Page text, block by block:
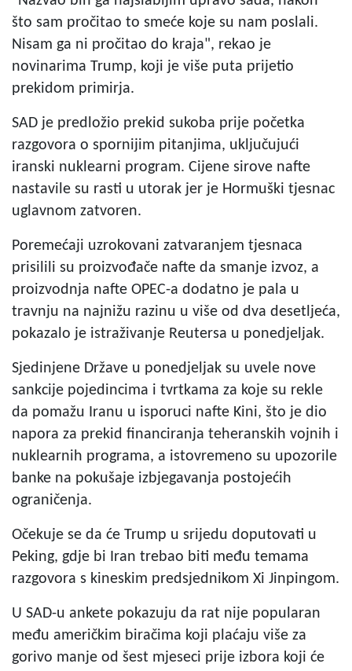
što sam pročitao to smeće koje su nam poslali.
Nisam ga ni pročitao do kraja", rekao je
novinarima Trump, koji je više puta prijetio
prekidom primirja.
SAD je predložio prekid sukoba prije početka
razgovora o spornijim pitanjima, uključujući
iranski nuklearni program. Cijene sirove nafte
nastavile su rasti u utorak jer je Hormuški tjesnac
uglavnom zatvoren.
Poremećaji uzrokovani zatvaranjem tjesnaca
prisilili su proizvođače nafte da smanje izvoz, a
proizvodnja nafte OPEC-a dodatno je pala u
travnju na najnižu razinu u više od dva desetljeća,
pokazalo je istraživanje Reutersa u ponedjeljak.
Sjedinjene Države u ponedjeljak su uvele nove
sankcije pojedincima i tvrtkama za koje su rekle
da pomažu Iranu u isporuci nafte Kini, što je dio
napora za prekid financiranja teheranskih vojnih i
nuklearnih programa, a istovremeno su upozorile
banke na pokušaje izbjegavanja postojećih
ograničenja.
Očekuje se da će Trump u srijedu doputovati u
Peking, gdje bi Iran trebao biti među temama
razgovora s kineskim predsjednikom Xi Jinpingom.
U SAD-u ankete pokazuju da rat nije popularan
među američkim biračima koji plaćaju više za
gorivo manje od šest mjeseci prije izbora koji će